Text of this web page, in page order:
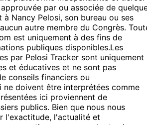
par ou associée de
à Nancy Pelosi, son bureau ou ses
autre membre du Congrès.
est uniquement à des fins de
publiques disponibles.Les
par Pelosi Tracker sont uniquement
et éducatives et ne sont pas
conseils financiers ou
ne doivent être interprétées comme
ici proviennent de
publics. Bien que nous nous
l'exactitude, l'actualité et